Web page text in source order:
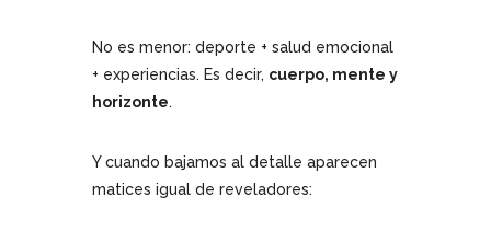
No es menor: deporte + salud emocional
+ experiencias. Es decir, cuerpo, mente y
horizonte.
Y cuando bajamos al detalle aparecen
matices igual de reveladores: